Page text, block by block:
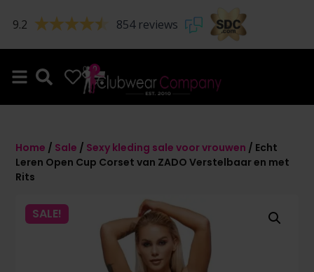
9.2 854 reviews
0 0
Home / Sale / Sexy kleding sale voor vrouwen / Echt
Leren Open Cup Corset van ZADO Verstelbaar en met
Rits
SALE!